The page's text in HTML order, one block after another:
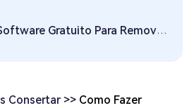
Para Remover Imagens Duplicadas no Windows 2026
Consertar >> Como Fazer